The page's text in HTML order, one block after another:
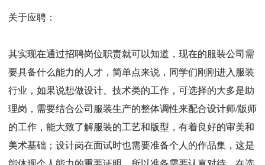
关于应聘：
其实现在通过招聘岗位职责就可以知道，现在的服装公司需
要具备什么能力的人才，简单点来说，同学们刚刚进入服装
行业，如果说想做设计、技术类的工作，可选择的大多是助
理岗，需要结合公司服装生产的整体调性来配合设计师/版师
的工作，能大致了解服装的工艺和版型，有着良好的审美和
美术基础；设计岗在面试时也需要准备个人的作品集，这是